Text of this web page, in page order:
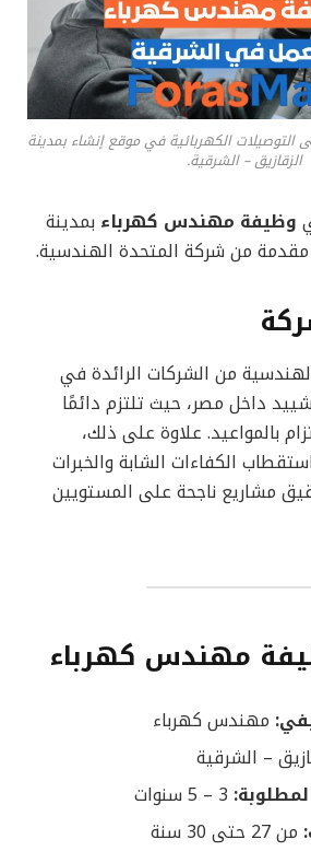
الكهربائية في موقع إنشاء بمدينة
الزقازيق – الشرقية.
وظيفة مهندس كهرباء بمدينة
مقدمة من شركة المتحدة الهندسية.
من الشركات الرائدة في
داخل مصر، حيث تلتزم دائمًا
بالمواعيد. علاوة على ذلك،
الكفاءات الشابة والخبرات
مشاريع ناجحة على المستويين
مهندس كهرباء
مهندس كهرباء
– الشرقية
من 27 حتى 30 سنة